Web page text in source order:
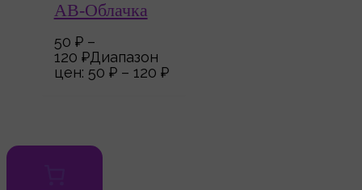
АВ-Облачка
50 ₽ –
120 ₽Диапазон
цен: 50 ₽ – 120 ₽